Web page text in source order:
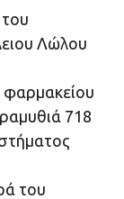
Λώλου
φαρμακείου
718
του